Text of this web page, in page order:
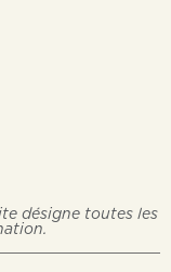
désigne toutes les